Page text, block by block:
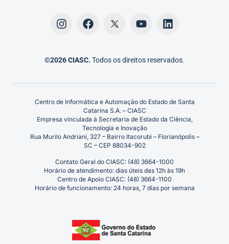
©2026 CIASC. Todos os direitos reservados.
Centro de Informática e Automação do Estado de Santa
Catarina S.A. – CIASC
Empresa vinculada à Secretaria de Estado da Ciência,
Tecnologia e Inovação
Rua Murilo Andriani, 327 – Bairro Itacorubi – Florianópolis –
SC – CEP 88034-902
Contato Geral do CIASC: (48) 3664-1000
Horário de atendimento: dias úteis das 12h às 19h
Centro de Apoio CIASC: (48) 3664-1100
Horário de funcionamento: 24 horas, 7 dias por semana